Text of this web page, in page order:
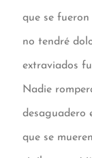
que se
no tendré
extraviados
Nadie
desaguadero
que se